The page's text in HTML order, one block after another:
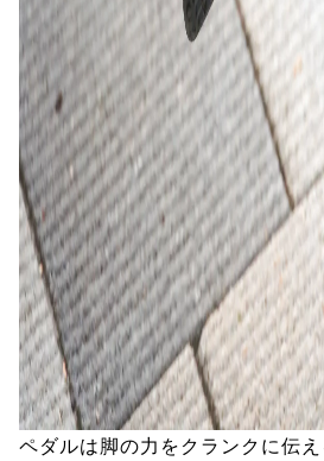
ペダルは脚の力をクランクに伝